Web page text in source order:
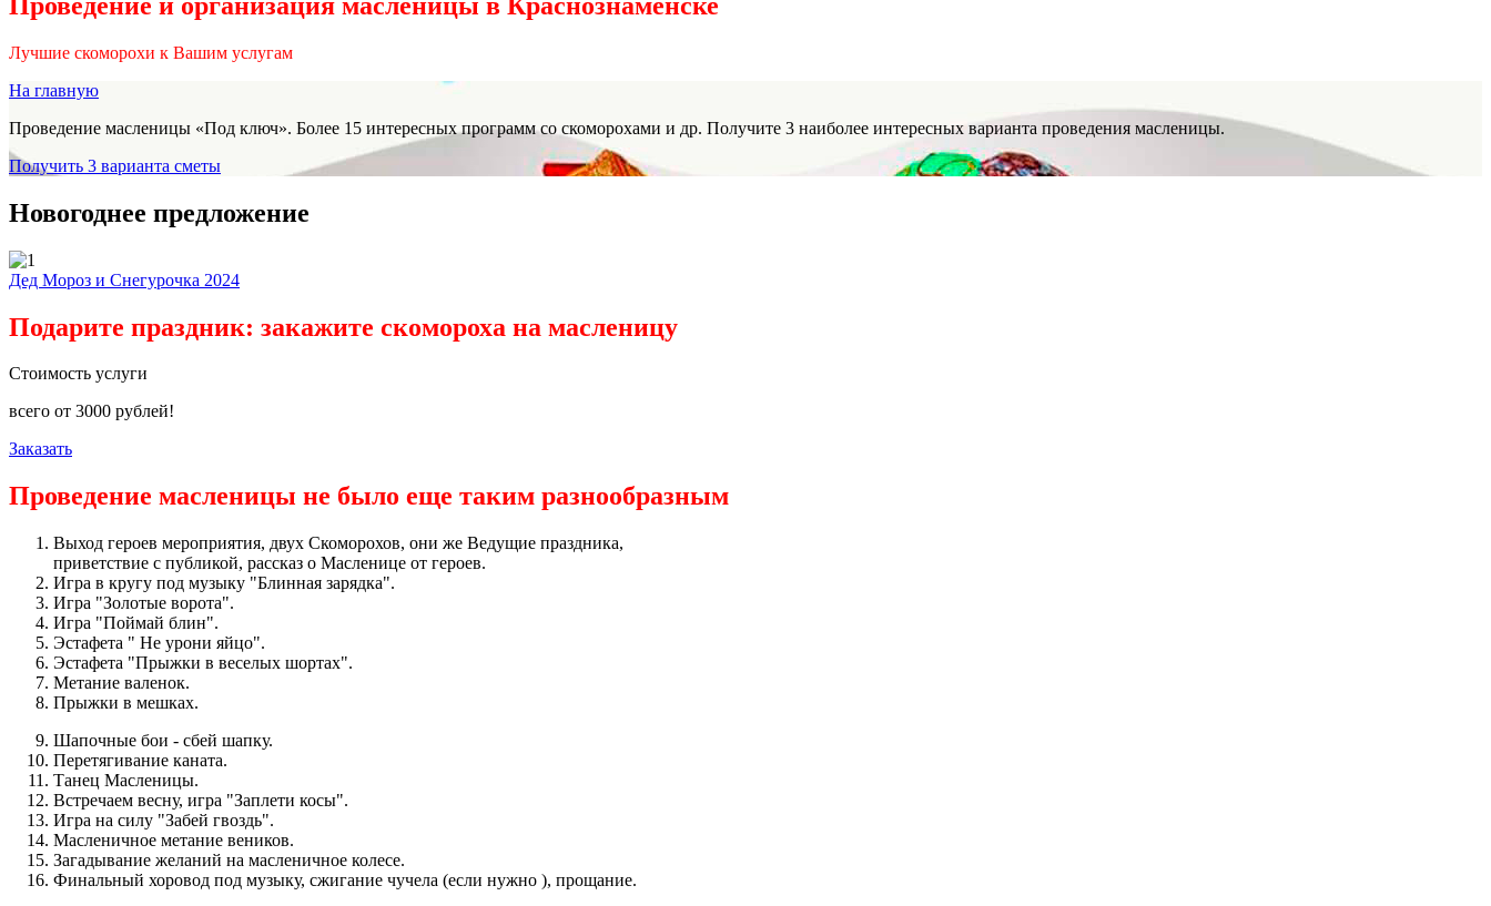
Лучшие скоморохи к Вашим услугам
На главную
Проведение масленицы «Под ключ». Более 15 интересных программ со скоморохами и др. Получите 3 наиболее интересных варианта проведения масленицы.
Получить 3 варианта сметы
Новогоднее предложение
Дед Мороз и Снегурочка 2024
Подарите праздник: закажите скомороха на масленицу
Стоимость услуги
всего от 3000 рублей!
Заказать
Проведение масленицы не было еще таким разнообразным
Выход героев мероприятия, двух Скоморохов, они же Ведущие праздника,
приветствие с публикой, рассказ о Масленице от героев.
Игра в кругу под музыку "Блинная зарядка".
Игра "Золотые ворота".
Игра "Поймай блин".
Эстафета " Не урони яйцо".
Эстафета "Прыжки в веселых шортах".
Метание валенок.
Прыжки в мешках.
Шапочные бои - сбей шапку.
Перетягивание каната.
Танец Масленицы.
Встречаем весну, игра "Заплети косы".
Игра на силу "Забей гвоздь".
Масленичное метание веников.
Загадывание желаний на масленичное колесе.
Финальный хоровод под музыку, сжигание чучела (если нужно ), прощание.